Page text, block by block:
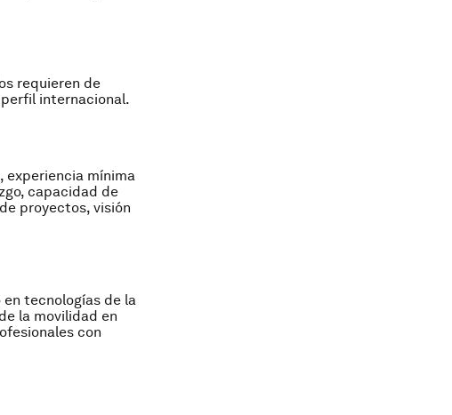
requieren de
internacional.
experiencia mínima
capacidad de
proyectos, visión
en tecnologías de la
la movilidad en
con